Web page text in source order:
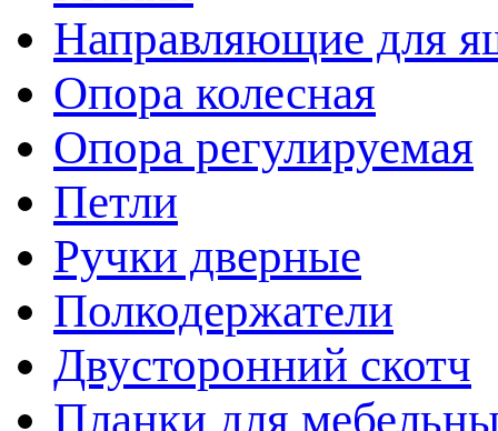
Направляющие для
Опора колесная
Опора регулируемая
Петли
Ручки дверные
Полкодержатели
Двусторонний скотч
Планки для